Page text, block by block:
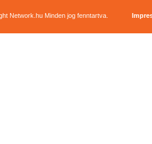
Network.hu Minden jog fenntartva.